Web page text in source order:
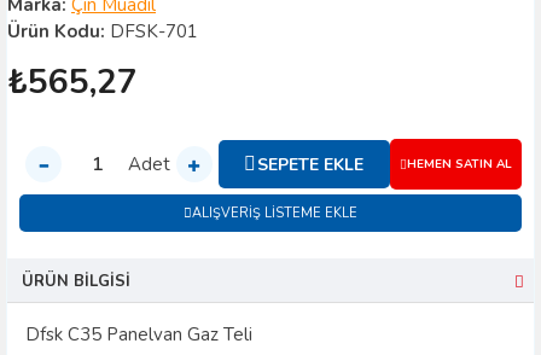
Marka: Çin Muadil
Ürün Kodu: DFSK-701
₺565,27
Adet SEPETE EKLE HEMEN SATIN AL
ALIŞVERIŞ LISTEME EKLE
ÜRÜN BILGISI
Dfsk C35 Panelvan Gaz Teli